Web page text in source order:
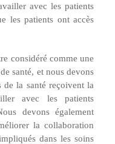
avec les patients
les patients ont accès
considéré comme une
santé, et nous devons
de la santé reçoivent la
avec les patients
devons également
la collaboration
dans les soins